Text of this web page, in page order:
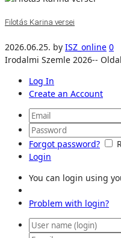
Filotás Karina versei
2026.06.25. by ISZ_online 0
Irodalmi Szemle 2026--
Log In
Create an Account
Forgot password?
Login
You can login using
Problem with login?